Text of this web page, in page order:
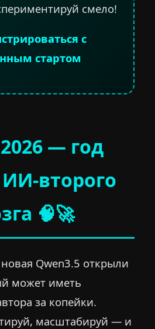
смело!
с
стартом
— год
ИИ-второго
🧠🚀
Qwen3.5 открыли
может иметь
за копейки.
масштабируй — и